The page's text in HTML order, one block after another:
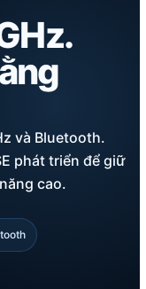
và Bluetooth.
phát triển để giữ
cao.